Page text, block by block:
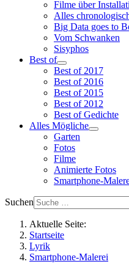
Filme über
Alles
Big Data goes to
Vom Schwanken
Sisyphos
Best of
Best of 2017
Best of 2016
Best of 2015
Best of 2012
Best of Gedichte
Alles Mögliche
Garten
Fotos
Filme
Animierte Fotos
Smartphone-
Suchen
Aktuelle Seite:
Startseite
Lyrik
Smartphone-Malerei